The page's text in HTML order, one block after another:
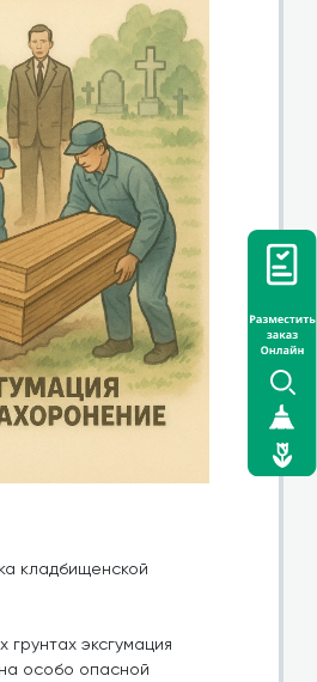
кладбищенской
эксгумация
особо опасной